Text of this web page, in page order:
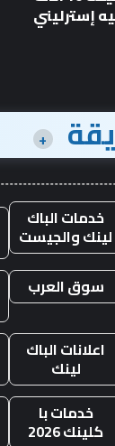
إسترليني
+
خدمات الباك
لينك والجيست
سوق العرب
اعلانات الباك
لينك
خدمات با
كلينك 2026